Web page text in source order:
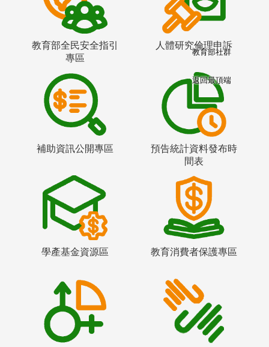
教育部全民安全指引
專區
人體研究倫理申訴
補助資訊公開專區
預告統計資料發布時
間表
學產基金資源區 教育消費者保護專區
教育部社群
返回最頂端